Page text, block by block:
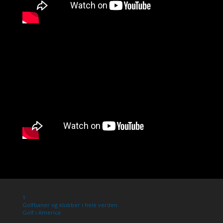
1
Golfbaner og klubber i hele verden
Golf i America